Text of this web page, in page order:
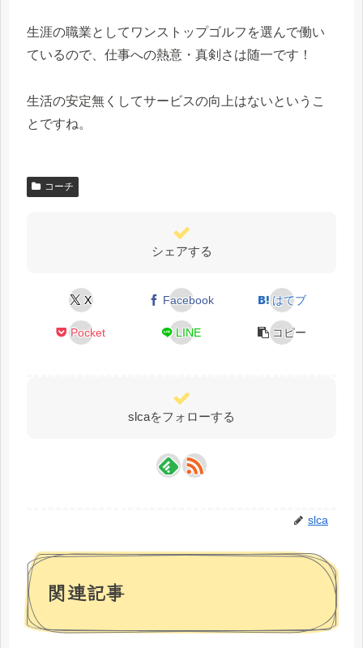
生涯の職業としてワンストップゴルフを選んで働い
ているので、仕事への熱意・真剣さは随一です！
生活の安定無くしてサービスの向上はないというこ
とですね。
コーチ
シェアする
X Facebook はてブ
Pocket LINE コピー
slcaをフォローする
slca
関連記事